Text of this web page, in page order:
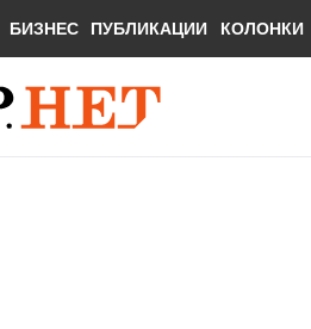
БИЗНЕС ПУБЛИКАЦИИ КОЛОНКИ